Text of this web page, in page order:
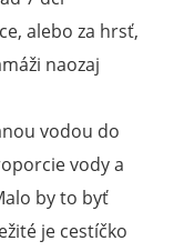
alebo za hrsť,
naozaj
vodou do
vody a
by to byť
je cestíčko